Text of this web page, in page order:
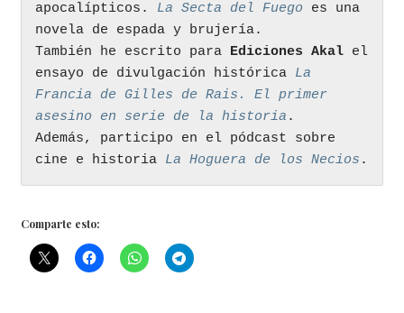
apocalípticos. La Secta del Fuego es una
novela de espada y brujería.
También he escrito para Ediciones Akal el
ensayo de divulgación histórica La
Francia de Gilles de Rais. El primer
asesino en serie de la historia .
Además, participo en el pódcast sobre
cine e historia La Hoguera de los Necios
Comparte esto: